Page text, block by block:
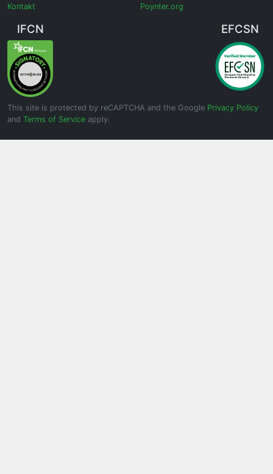
Kontakt
Poynter.org
IFCN EFCSN
This site is protected by reCAPTCHA and the Google Privacy Policy
and Terms of Service apply.